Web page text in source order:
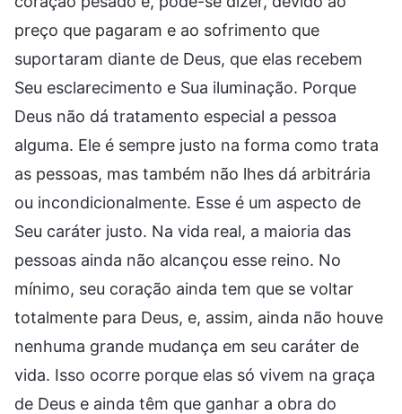
preço que pagaram e ao sofrimento que
suportaram diante de Deus, que elas recebem
Seu esclarecimento e Sua iluminação. Porque
Deus não dá tratamento especial a pessoa
alguma. Ele é sempre justo na forma como trata
as pessoas, mas também não lhes dá arbitrária
ou incondicionalmente. Esse é um aspecto de
Seu caráter justo. Na vida real, a maioria das
pessoas ainda não alcançou esse reino. No
mínimo, seu coração ainda tem que se voltar
totalmente para Deus, e, assim, ainda não houve
nenhuma grande mudança em seu caráter de
vida. Isso ocorre porque elas só vivem na graça
de Deus e ainda têm que ganhar a obra do